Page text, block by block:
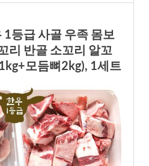
1등급 사골 우족 몸보
리 반골 소꼬리 알꼬
모듬뼈2kg), 1세트